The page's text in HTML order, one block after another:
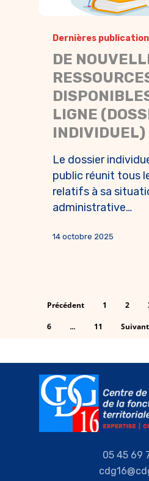
Dernières
DE
LIGNE
INDIVIDUEL)
Le dossier
public réunit tous
relatifs à sa
administrative…
14 octobre 2025
Précédent 1 2
6 … 11 Suivant
05 45 69